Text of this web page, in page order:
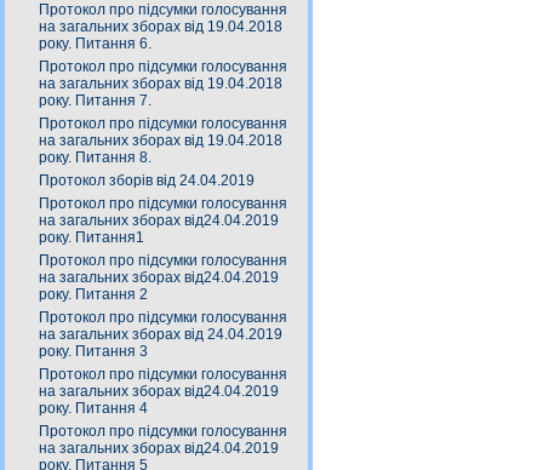
Протокол про підсумки голосування
на загальних зборах від 19.04.2018
року. Питання 6.
Протокол про підсумки голосування
на загальних зборах від 19.04.2018
року. Питання 7.
Протокол про підсумки голосування
на загальних зборах від 19.04.2018
року. Питання 8.
Протокол зборів від 24.04.2019
Протокол про підсумки голосування
на загальних зборах від24.04.2019
року. Питання1
Протокол про підсумки голосування
на загальних зборах від24.04.2019
року. Питання 2
Протокол про підсумки голосування
на загальних зборах від 24.04.2019
року. Питання 3
Протокол про підсумки голосування
на загальних зборах від24.04.2019
року. Питання 4
Протокол про підсумки голосування
на загальних зборах від24.04.2019
року. Питання 5